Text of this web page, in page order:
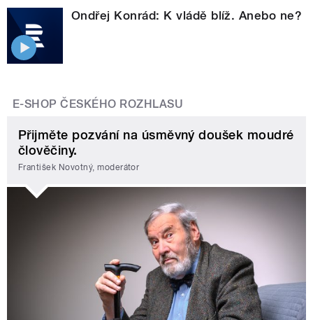
Ondřej Konrád: K vládě blíž. Anebo ne?
E-SHOP ČESKÉHO ROZHLASU
Přijměte pozvání na úsměvný doušek moudré
člověčiny.
František Novotný, moderátor